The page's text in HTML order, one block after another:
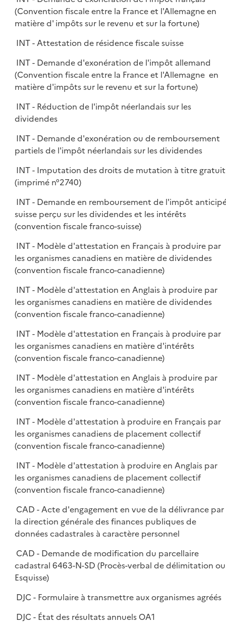
(Convention fiscale entre la France et l'Allemagne en
matière d' impôts sur le revenu et sur la fortune)
INT - Attestation de résidence fiscale suisse
INT - Demande d'exonération de l'impôt allemand
(Convention fiscale entre la France et l'Allemagne en
matière d'impôts sur le revenu et sur la fortune)
INT - Réduction de l'impôt néerlandais sur les
dividendes
INT - Demande d'exonération ou de remboursement
partiels de l'impôt néerlandais sur les dividendes
INT - Imputation des droits de mutation à titre gratuit
(imprimé n°2740)
INT - Demande en remboursement de l'impôt
suisse perçu sur les dividendes et les intérêts
(convention fiscale franco-suisse)
INT - Modèle d'attestation en Français à produire par
les organismes canadiens en matière de dividendes
(convention fiscale franco-canadienne)
INT - Modèle d'attestation en Anglais à produire par
les organismes canadiens en matière de dividendes
(convention fiscale franco-canadienne)
INT - Modèle d'attestation en Français à produire par
les organismes canadiens en matière d'intérêts
(convention fiscale franco-canadienne)
INT - Modèle d'attestation en Anglais à produire par
les organismes canadiens en matière d'intérêts
(convention fiscale franco-canadienne)
INT - Modèle d'attestation à produire en Français par
les organismes canadiens de placement collectif
(convention fiscale franco-canadienne)
INT - Modèle d'attestation à produire en Anglais par
les organismes canadiens de placement collectif
(convention fiscale franco-canadienne)
CAD - Acte d'engagement en vue de la délivrance par
la direction générale des finances publiques de
données cadastrales à caractère personnel
CAD - Demande de modification du parcellaire
cadastral 6463-N-SD (Procès-verbal de délimitation ou
Esquisse)
DJC - Formulaire à transmettre aux organismes agréés
DJC - État des résultats annuels OA1